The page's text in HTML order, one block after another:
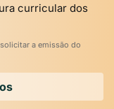
curricular dos
a emissão do